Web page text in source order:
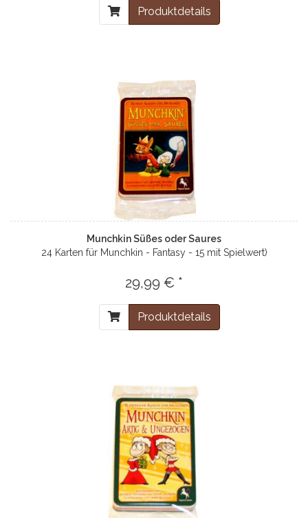
Produktdetails
Munchkin Süßes oder Saures
24 Karten für Munchkin - Fantasy - 15 mit Spielwert)
29,99 € *
Produktdetails